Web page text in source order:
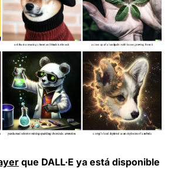
que DALL·E ya está disponible